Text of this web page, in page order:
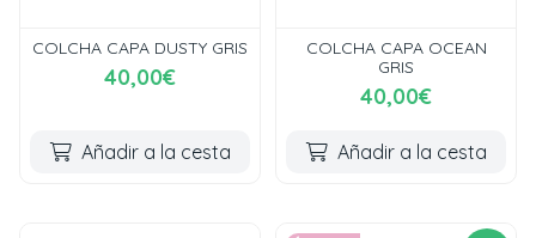
COLCHA CAPA DUSTY GRIS
40,00€
Añadir a la cesta
COLCHA CAPA OCEAN
GRIS
40,00€
Añadir a la cesta